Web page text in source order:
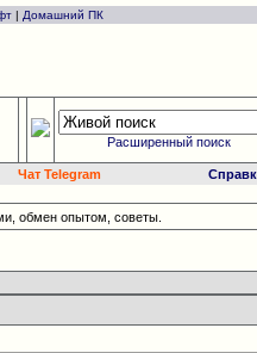
| Домашний ПК
Расширенный поиск
Чат Telegram
обмен опытом, советы.